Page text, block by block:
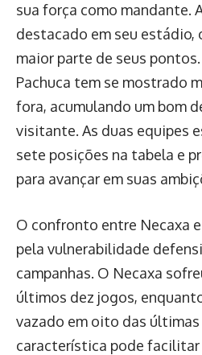
sua força como mandante.
destacado em seu estádio,
maior parte de seus
Pachuca tem se mostrado
fora, acumulando um bom
visitante. As duas equipes
sete posições na tabela e
para avançar em suas
O confronto entre Necaxa
pela vulnerabilidade
campanhas. O Necaxa
últimos dez jogos,
vazado em oito das últimas
característica pode facilitar